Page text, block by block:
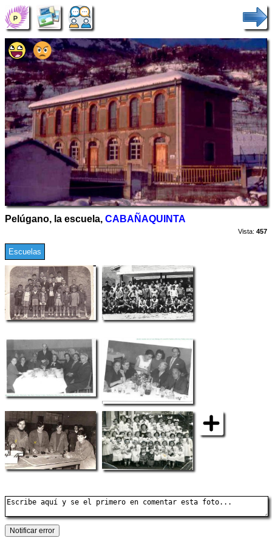
Pelúgano, la escuela, CABAÑAQUINTA
Vista: 457
Escuelas